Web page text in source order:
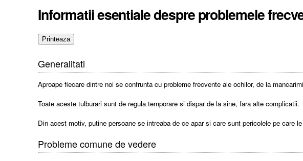
Informatii esentiale despre problemele
Generalitati
Aproape fiecare dintre noi se confrunta cu probleme frecvente ale ochilor, de la
Toate aceste tulburari sunt de regula temporare si dispar de la sine, fara alte complicatii.
Din acest motiv, putine persoane se intreaba de ce apar si care sunt pericolele pe care
Probleme comune de vedere